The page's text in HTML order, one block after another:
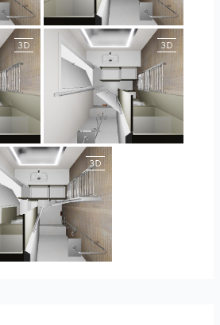
JEGOUX-PASSER
JEGOUX-PASSER 2
PASSER